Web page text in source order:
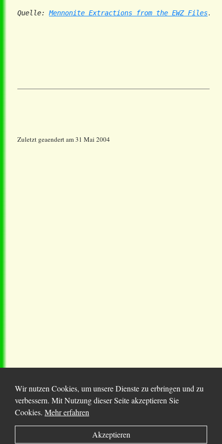
Quelle: Mennonite Extractions from the EWZ Files.
Zuletzt geaendert am 31 Mai 2004
© 2025 Chortitza.org | Supported byD. F. Plett
Historical Research Foundation Inc.
Wir nutzen Cookies, um unsere Dienste zu erbringen und zu
verbessern. Mit Nutzung dieser Seite akzeptieren Sie
Cookies. Mehr erfahren
Akzeptieren